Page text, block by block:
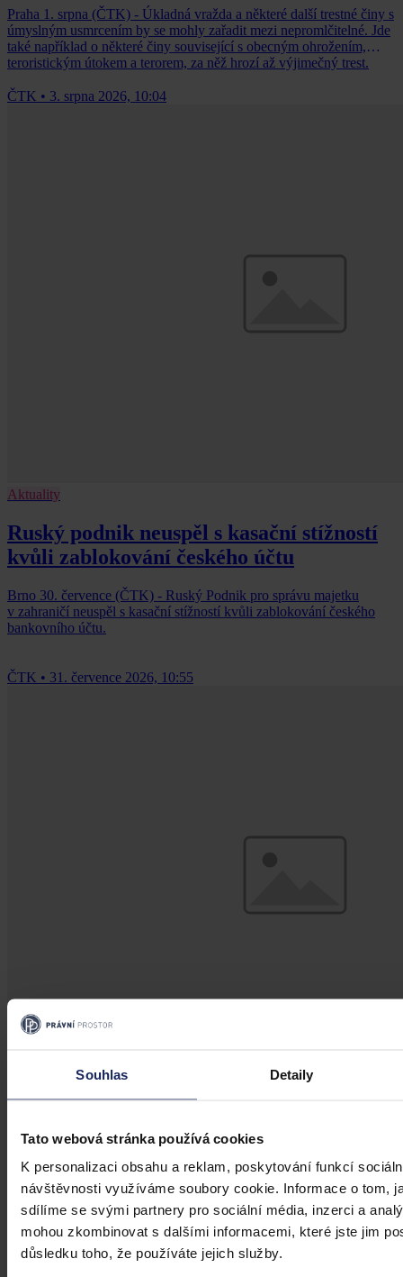
Souhlas Detaily
Tato webová stránka používá cookies
K personalizaci obsahu a reklam, poskytování funkcí
návštěvnosti využíváme soubory cookie. Informace o tom,
sdílíme se svými partnery pro sociální média, inzerci a
mohou zkombinovat s dalšími informacemi, které jste jim
důsledku toho, že používáte jejich služby.
Praha 1. srpna (ČTK) - Úkladná vražda a některé další trestné činy s
úmyslným usmrcením by se mohly zařadit mezi nepromlčitelné. Jde
také například o některé činy související s obecným ohrožením,
teroristickým útokem a terorem, za něž hrozí až výjimečný trest.
ČTK • 3. srpna 2026, 10:04
Aktuality
Ruský podnik neuspěl s kasační stížností
kvůli zablokování českého účtu
Brno 30. července (ČTK) - Ruský Podnik pro správu majetku
v zahraničí neuspěl s kasační stížností kvůli zablokování českého
bankovního účtu.
ČTK • 31. července 2026, 10:55
vláda, označil Senát za nežádoucí
Praha 29. července (ČTK) - Změnu financování České televize
(ČT), kterou plánuje vládní koalice, označil dnes Senát za
nežádoucí, nekoncepční a odporující platným pravidlům EU.
ČTK • 30. července 2026, 10:35